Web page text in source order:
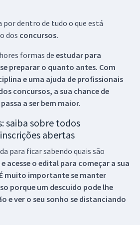
por dentro de tudo o que está
dos concursos.
formas de estudar para
preparar o quanto antes. Com
e uma ajuda de profissionais
concursos, a sua chance de
a ser bem maior.
saiba sobre todos
abertas
para ficar sabendo quais são
acesse o edital para começar a sua
muito importante se manter
porque um descuido pode lhe
e ver o seu sonho se distanciando